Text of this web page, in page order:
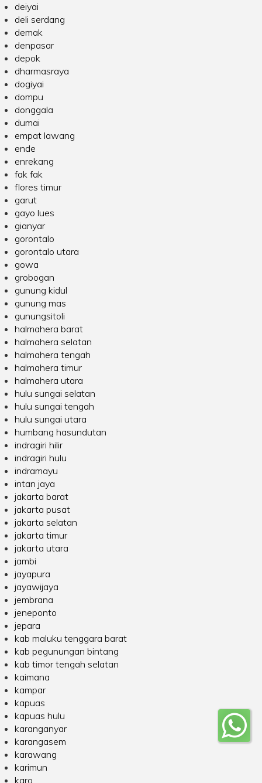
deiyai
deli serdang
demak
denpasar
depok
dharmasraya
dogiyai
dompu
donggala
dumai
empat lawang
ende
enrekang
fak fak
flores timur
garut
gayo lues
gianyar
gorontalo
gorontalo utara
gowa
grobogan
gunung kidul
gunung mas
gunungsitoli
halmahera barat
halmahera selatan
halmahera tengah
halmahera timur
halmahera utara
hulu sungai selatan
hulu sungai tengah
hulu sungai utara
humbang hasundutan
indragiri hilir
indragiri hulu
indramayu
intan jaya
jakarta barat
jakarta pusat
jakarta selatan
jakarta timur
jakarta utara
jambi
jayapura
jayawijaya
jembrana
jeneponto
jepara
kab maluku tenggara barat
kab pegunungan bintang
kab timor tengah selatan
kaimana
kampar
kapuas
kapuas hulu
karanganyar
karangasem
karawang
karimun
karo